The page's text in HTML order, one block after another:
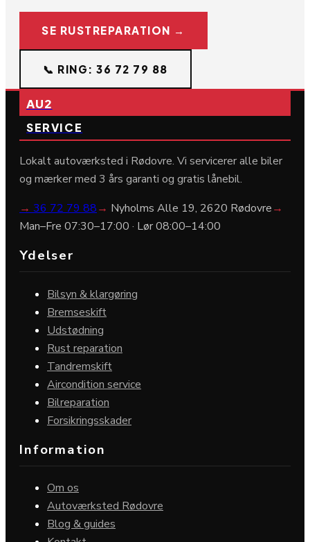
SE RUSTREPARATION →
📞 RING: 36 72 79 88
AU2
SERVICE
Lokalt autoværksted i Rødovre. Vi servicerer alle biler
og mærker med 3 års garanti og gratis lånebil.
→ 36 72 79 88→ Nyholms Alle 19, 2620 Rødovre→
Man–Fre 07:30–17:00 · Lør 08:00–14:00
Ydelser
Bilsyn & klargøring
Bremseskift
Udstødning
Rust reparation
Tandremskift
Aircondition service
Bilreparation
Forsikringsskader
Information
Om os
Autoværksted Rødovre
Blog & guides